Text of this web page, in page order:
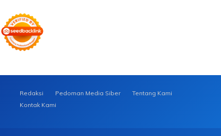
Redaksi Pedoman Media Siber
Tentang Kami
Kontak Kami